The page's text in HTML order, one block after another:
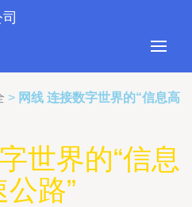
> 网线 连接数字世界的“信息高
世界的“信息
路”